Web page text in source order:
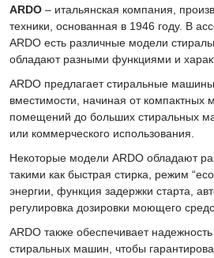
ARDO – итальянская компания,
техники, основанная в 1946 году. В
ARDO есть различные модели
обладают разными функциями и
ARDO предлагает стиральные
вместимости, начиная от компактных
помещений до больших стиральных
или коммерческого использования.
Некоторые модели ARDO обладают
такими как быстрая стирка, режим
энергии, функция задержки старта,
регулировка дозировки моющего
ARDO также обеспечивает
стиральных машин, чтобы